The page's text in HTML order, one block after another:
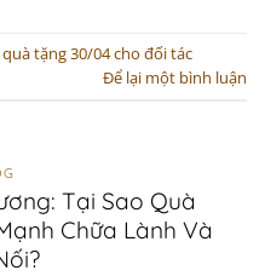
quà tặng 30/04 cho đối tác
Để lại một bình luận
Tại Sao Quà
Chữa Lành Và